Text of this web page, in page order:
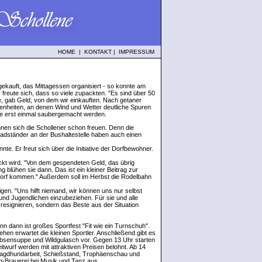
HOME | KONTAKT | IMPRESSUM
das Mittagessen organisiert - so konnte am
sich, dass so viele zupackten. "Es sind über 50
gab Geld, von dem wir einkauften. Nach getaner
an denen Wind und Wetter deutliche Spuren
erst einmal saubergemacht werden.
sich die Schollener schon freuen. Denn die
an der Bushaltestelle haben auch einen
Er freut sich über die Initiative der Dorfbewohner.
wird. "Von dem gespendeten Geld, das übrig
blühen sie dann. Das ist ein kleiner Beitrag zur
kommen." Außerdem soll im Herbst die Rodelbahn
"Uns hilft niemand, wir können uns nur selbst
Jugendlichen einzubeziehen. Für sie und alle
sondern das Beste aus der Situation
dann ist großes Sportfest "Fit wie ein Turnschuh".
erwartet die kleinen Sportler. Anschließend gibt es
und Wildgulasch vor. Gegen 13 Uhr starten
werden mit attraktiven Preisen belohnt. Ab 14
Schießstand, Trophäenschau und